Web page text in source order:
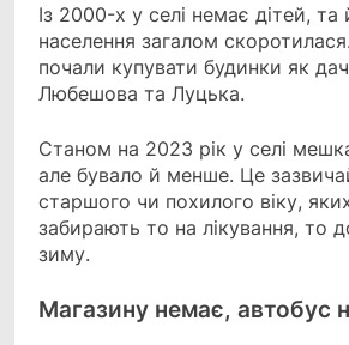
Із 2000-х у селі немає дітей, та
населення загалом
почали купувати будинки як
Любешова та Луцька.
Станом на 2023 рік у селі
але бувало й менше. Це
старшого чи похилого віку,
забирають то на лікування, то
зиму.
Магазину немає, автобус